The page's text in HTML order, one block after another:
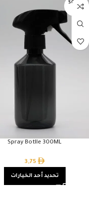
SOLD O
UT
Spray Botlle 300ML
3,75
تحديد أحد الخيارات